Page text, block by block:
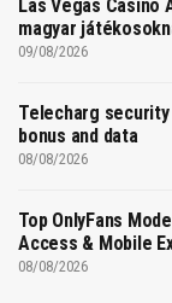
Las Vegas
magyar
09/08/2026
Telecharg
bonus and data
08/08/2026
Top OnlyFans
Access & Mobile
08/08/2026